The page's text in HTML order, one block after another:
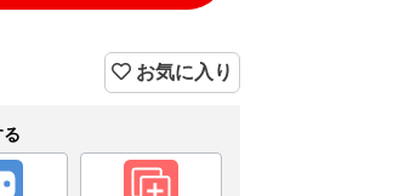
お気に入り